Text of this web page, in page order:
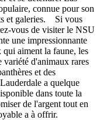
connue pour son
et galeries. Si vous
vous de visiter le NSU
une impressionnante
aiment la faune, les
variété d'animaux rares
et des
a quelque
dans toute la
de l'argent tout en
a à offrir.